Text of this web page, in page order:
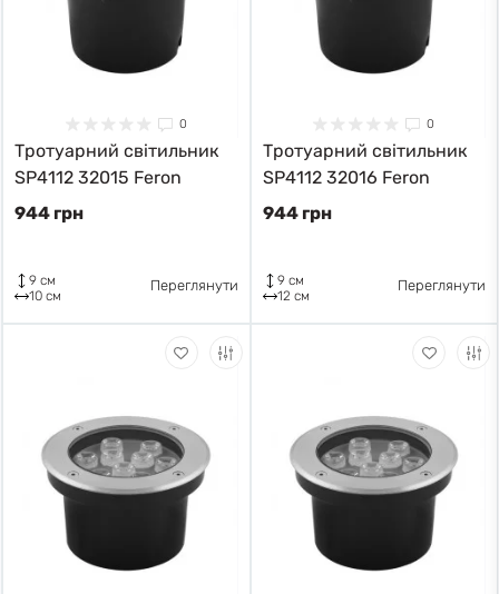
0
Тротуарний світильник
SP4112 32015 Feron
944 грн
9 см
10 см
Переглянути
0
Тротуарний світильник
SP4112 32016 Feron
944 грн
9 см
12 см
Переглянути